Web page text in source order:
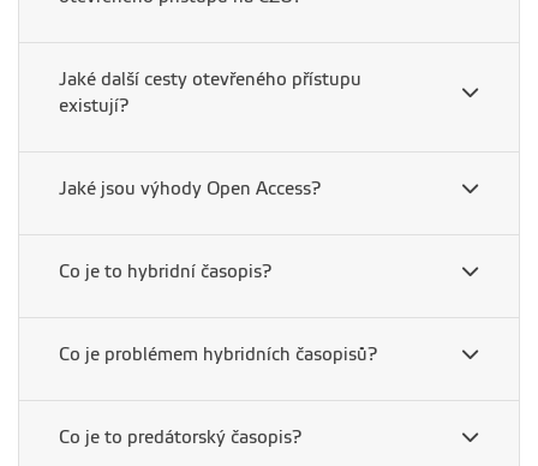
Jaké další cesty otevřeného přístupu
existují?
Jaké jsou výhody Open Access?
Co je to hybridní časopis?
Co je problémem hybridních časopisů?
Co je to predátorský časopis?